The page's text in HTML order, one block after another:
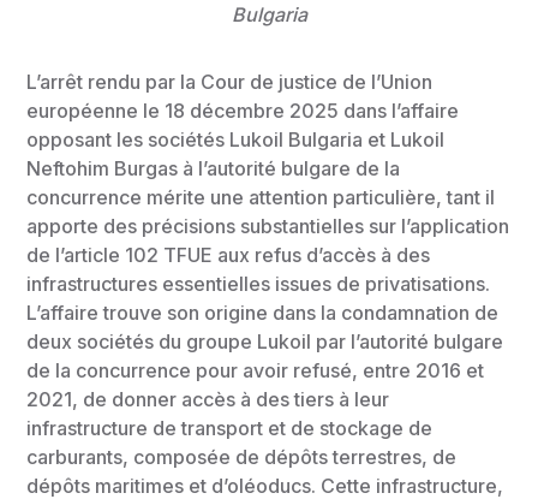
Bulgaria
L’arrêt rendu par la Cour de justice de l’Union
européenne le 18 décembre 2025 dans l’affaire
opposant les sociétés Lukoil Bulgaria et Lukoil
Neftohim Burgas à l’autorité bulgare de la
concurrence mérite une attention particulière, tant il
apporte des précisions substantielles sur l’application
de l’article 102 TFUE aux refus d’accès à des
infrastructures essentielles issues de privatisations.
L’affaire trouve son origine dans la condamnation de
deux sociétés du groupe Lukoil par l’autorité bulgare
de la concurrence pour avoir refusé, entre 2016 et
2021, de donner accès à des tiers à leur
infrastructure de transport et de stockage de
carburants, composée de dépôts terrestres, de
dépôts maritimes et d’oléoducs. Cette infrastructure,